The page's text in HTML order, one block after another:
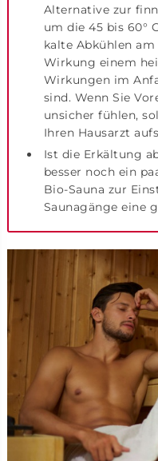
Alternative zur
um die 45 bis 60°
kalte Abkühlen
Wirkung einem
Wirkungen im
sind. Wenn Sie
unsicher fühlen,
Ihren Hausarzt
Ist die Erkältung
besser noch ein
Bio-Sauna zur
Saunagänge eine